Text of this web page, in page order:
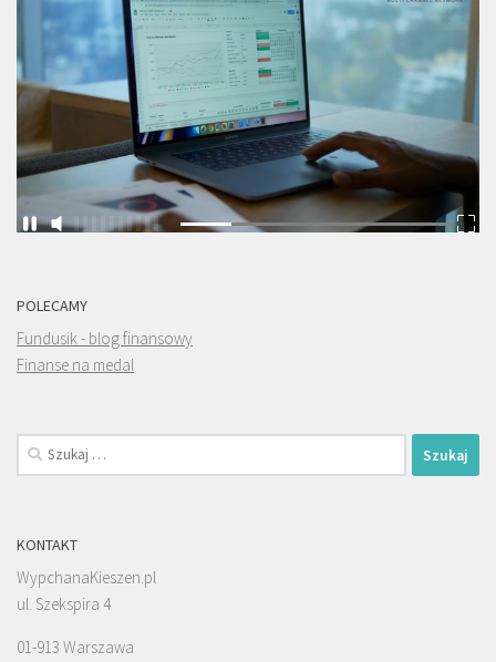
POLECAMY
Fundusik - blog finansowy
Finanse na medal
Szukaj:
KONTAKT
WypchanaKieszen.pl
ul. Szekspira 4
01-913 Warszawa